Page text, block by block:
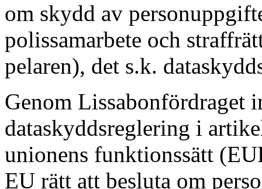
om skydd av
polissamarbete och
pelaren), det s.k.
Genom Lissabonfördraget
dataskyddsreglering i
unionens funktionssätt
EU rätt att besluta om